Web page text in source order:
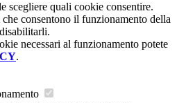
scegliere quali cookie consentire.
consentono il funzionamento della
necessari al funzionamento potete
.